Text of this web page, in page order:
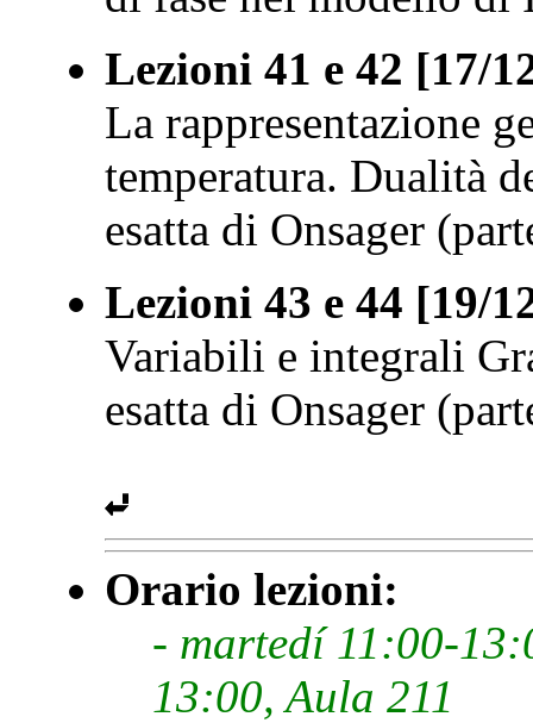
Lezioni 41 e 42 [17/
La rappresentazione
temperatura. Dualità
esatta di Onsager
Lezioni 43 e 44 [19/
Variabili e integrali
esatta di Onsager
Orario lezioni:
- martedí 11:00-
13:00, Aula 211